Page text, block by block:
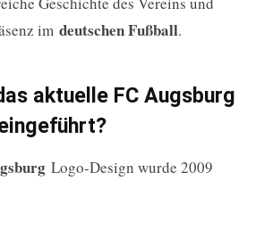
im deutschen Fußball.
aktuelle FC Augsburg
Logo-Design wurde 2009